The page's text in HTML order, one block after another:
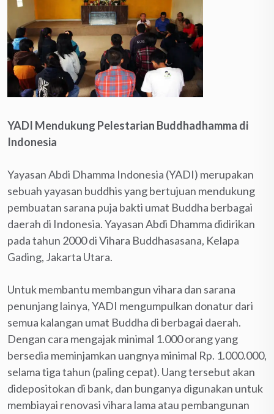
YADI Mendukung Pelestarian Buddhadhamma di
Indonesia
Yayasan Abdi Dhamma Indonesia (YADI) merupakan
sebuah yayasan buddhis yang bertujuan mendukung
pembuatan sarana puja bakti umat Buddha berbagai
daerah di Indonesia. Yayasan Abdi Dhamma didirikan
pada tahun 2000 di Vihara Buddhasasana, Kelapa
Gading, Jakarta Utara.
Untuk membantu membangun vihara dan sarana
penunjang lainya, YADI mengumpulkan donatur dari
semua kalangan umat Buddha di berbagai daerah.
Dengan cara mengajak minimal 1.000 orang yang
bersedia meminjamkan uangnya minimal Rp. 1.000.000,
selama tiga tahun (paling cepat). Uang tersebut akan
didepositokan di bank, dan bunganya digunakan untuk
membiayai renovasi vihara lama atau pembangunan